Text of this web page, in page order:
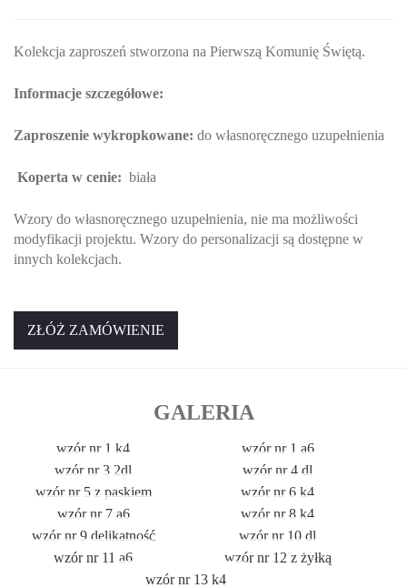
Kolekcja zaproszeń stworzona na Pierwszą Komunię Świętą.
Informacje szczegółowe:
Zaproszenie wykropkowane: do własnoręcznego uzupełnienia
Koperta w cenie: biała
Wzory do własnoręcznego uzupełnienia, nie ma możliwości
modyfikacji projektu. Wzory do personalizacji są dostępne w
innych kolekcjach.
ZŁÓŻ ZAMÓWIENIE
GALERIA
wzór nr 1 k4
wzór nr 1 a6
wzór nr 3 2dl
wzór nr 4 dl
wzór nr 5 z paskiem
wzór nr 6 k4
wzór nr 7 a6
wzór nr 8 k4
wzór nr 9 delikatność
wzór nr 10 dl
wzór nr 11 a6
wzór nr 12 z żyłką
wzór nr 13 k4